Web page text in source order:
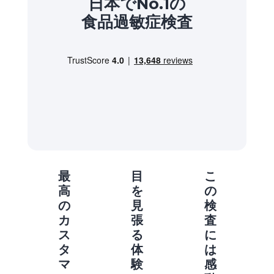
食品過敏症検査
最
高
の
カ
ス
タ
マ
目
を
見
張
る
体
験
こ
の
検
査
に
は
感